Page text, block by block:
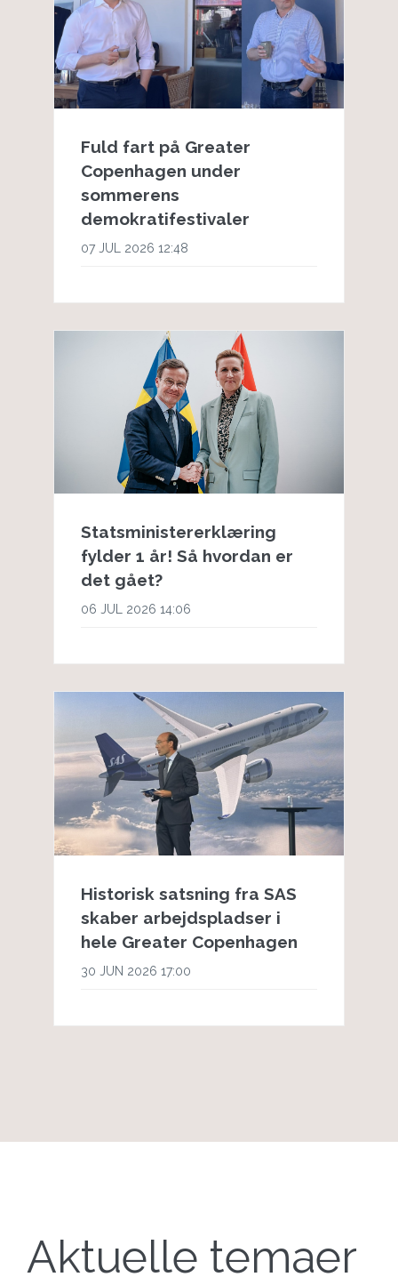
Fuld fart på Greater
Copenhagen under
sommerens
demokratifestivaler
07 JUL 2026 12:48
Statsministererklæring
fylder 1 år! Så hvordan er
det gået?
06 JUL 2026 14:06
Historisk satsning fra SAS
skaber arbejdspladser i
hele Greater Copenhagen
30 JUN 2026 17:00
Aktuelle temaer